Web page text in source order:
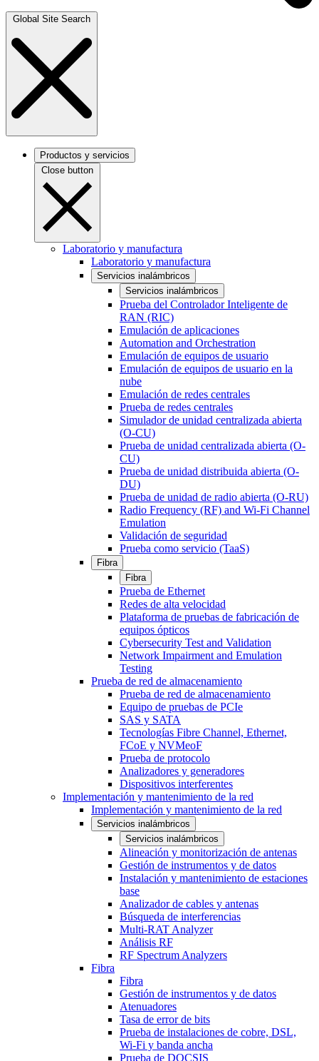
Global Site Search
Productos y servicios
Close button
Laboratorio y manufactura
Laboratorio y manufactura
Servicios inalámbricos
Servicios inalámbricos
Prueba del Controlador Inteligente de
RAN (RIC)
Emulación de aplicaciones
Automation and Orchestration
Emulación de equipos de usuario
Emulación de equipos de usuario en la
nube
Emulación de redes centrales
Prueba de redes centrales
Simulador de unidad centralizada abierta
(O-CU)
Prueba de unidad centralizada abierta (O-
CU)
Prueba de unidad distribuida abierta (O-
DU)
Prueba de unidad de radio abierta (O-RU)
Radio Frequency (RF) and Wi-Fi Channel
Emulation
Validación de seguridad
Prueba como servicio (TaaS)
Fibra
Fibra
Prueba de Ethernet
Redes de alta velocidad
Plataforma de pruebas de fabricación de
equipos ópticos
Cybersecurity Test and Validation
Network Impairment and Emulation
Testing
Prueba de red de almacenamiento
Prueba de red de almacenamiento
Equipo de pruebas de PCIe
SAS y SATA
Tecnologías Fibre Channel, Ethernet,
FCoE y NVMeoF
Prueba de protocolo
Analizadores y generadores
Dispositivos interferentes
Implementación y mantenimiento de la red
Implementación y mantenimiento de la red
Servicios inalámbricos
Servicios inalámbricos
Alineación y monitorización de antenas
Gestión de instrumentos y de datos
Instalación y mantenimiento de estaciones
base
Analizador de cables y antenas
Búsqueda de interferencias
Multi-RAT Analyzer
Análisis RF
RF Spectrum Analyzers
Fibra
Fibra
Gestión de instrumentos y de datos
Atenuadores
Tasa de error de bits
Prueba de instalaciones de cobre, DSL,
Wi-Fi y banda ancha
Prueba de DOCSIS